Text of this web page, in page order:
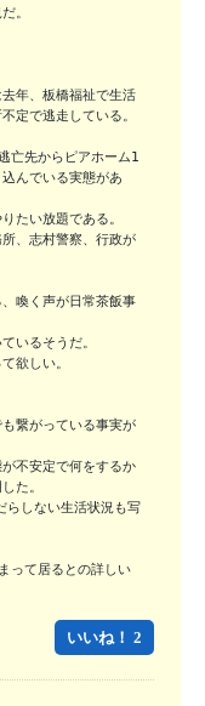
。
年、板橋福祉で生活
定で逃走している。
亡先からピアホーム1
んでいる実態があ
たい放題である。
、志村警察、行政が
喚く声が日常茶飯事
いるそうだ。
欲しい。
繋がっている事実が
不安定で何をするか
た。
しない生活状況も写
って居るとの詳しい
いいね！ 2